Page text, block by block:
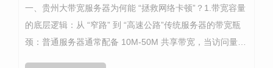
一、贵州大带宽服务器为何能 “拯救网络卡顿”？1.带宽容量
的底层逻辑：从 “窄路” 到 “高速公路”传统服务器的带宽瓶
颈：普通服务器通常配备 10M-50M 共享带宽，当访问量激